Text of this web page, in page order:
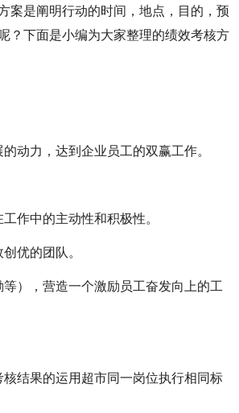
案是阐明行动的时间，地点，目的，预
？下面是小编为大家整理的绩效考核方
动力，达到企业员工的双赢工作。
作中的主动性和积极性。
优的团队。
），营造一个激励员工奋发向上的工
结果的运用超市同一岗位执行相同标